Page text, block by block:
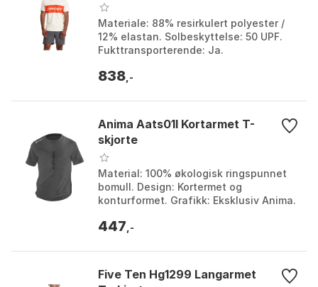
Materiale: 88% resirkulert polyester /
12% elastan. Solbeskyttelse: 50 UPF.
Fukttransporterende: Ja.
Polar. Størrelse: L, ...
838 ,-
Anima Aats01l Kortarmet T-
skjorte
Material: 100% økologisk ringspunnet
bomull. Design: Kortermet og
konturformet. Grafikk: Eksklusiv Anima.
Farge: Black. ...
447 ,-
Five Ten Hg1299 Langarmet